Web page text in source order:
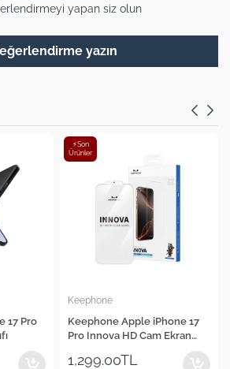
yapan siz olun
yazın
17
Cepax
Cepax Foldable iPad Air 11"
2024 Kalem Bölmeli Standlı
1,560.00TL